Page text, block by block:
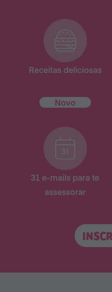
Receitas deliciosas
Novo
31 e-mails para te
assessorar